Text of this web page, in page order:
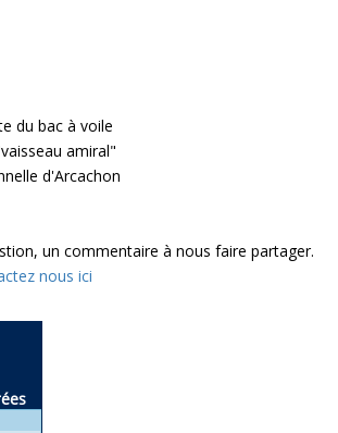
du bac à voile
amiral"
d'Arcachon
un commentaire à nous faire partager.
nous ici